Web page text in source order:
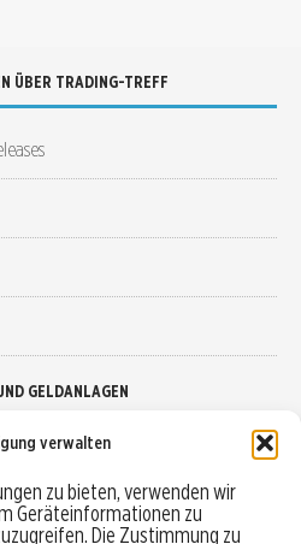
verwalten
zu bieten, verwenden wir
Geräteinformationen zu
Die Zustimmung zu
ÜBER TRADING-TREFF
GELDANLAGEN